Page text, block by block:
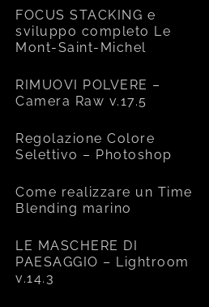
FOCUS STACKING e
sviluppo completo Le
Mont-Saint-Michel
RIMUOVI POLVERE –
Camera Raw v.17.5
Regolazione Colore
Selettivo – Photoshop
Come realizzare un Time
Blending marino
LE MASCHERE DI
PAESAGGIO – Lightroom
v.14.3